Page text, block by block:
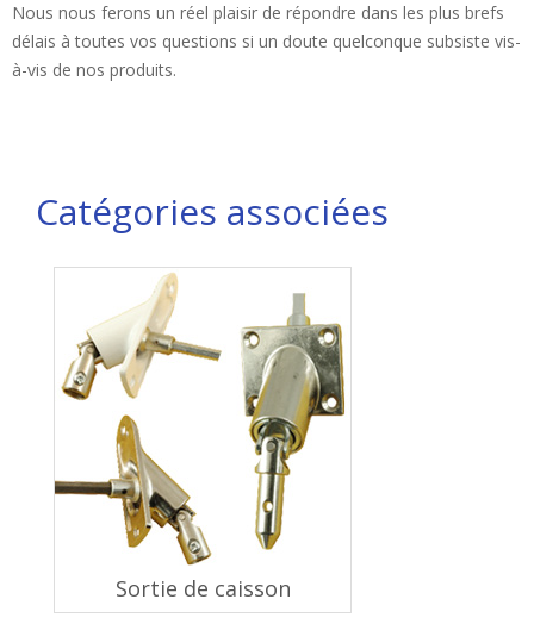
Nous nous ferons un réel plaisir de répondre dans les plus brefs
délais à toutes vos questions si un doute quelconque subsiste vis-
à-vis de nos produits.
Catégories associées
Sortie de caisson